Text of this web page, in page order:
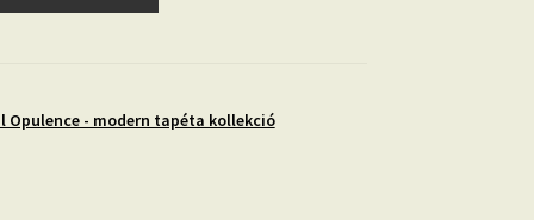
Opulence - modern tapéta kollekció